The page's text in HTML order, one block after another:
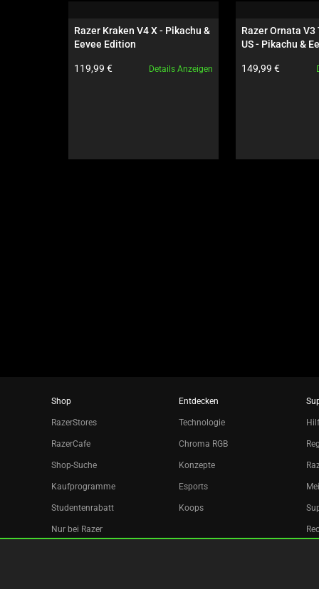
carousel.
Use
and
or
Razer Kraken V4 X - Pikachu &
Eevee Edition
Produktpreis:
119,99 € Details Anzeigen
Razer Ornata
US - Pikachu &
Produktpreis:
149,99 €
Shop
RazerStores
RazerCafe
Shop-Suche
Kaufprogramme
Studentenrabatt
Nur bei Razer
Entdecken
Technologie
Chroma RGB
Konzepte
Esports
Koops